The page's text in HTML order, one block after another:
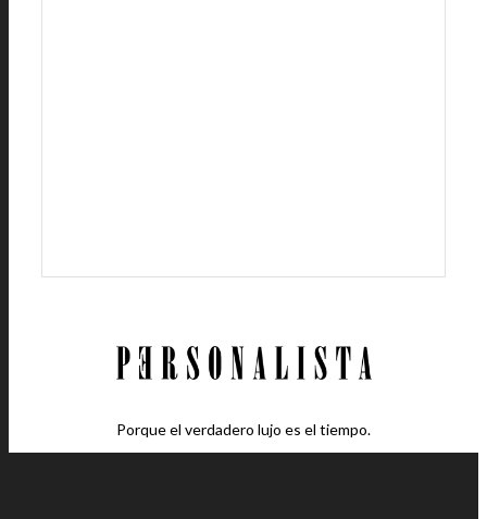
Porque el verdadero lujo es el tiempo.